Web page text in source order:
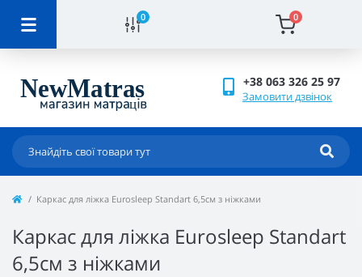
0 0
+38 063 326 25 97
Замовити дзвінок
Каркас для ліжка Eurosleep Standart 6,5см з ніжками
Каркас для ліжка Eurosleep Standart
6,5см з ніжками